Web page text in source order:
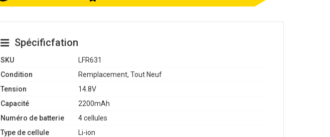
Spécificfation
SKU
LFR631
Condition
Remplacement, Tout Neuf
Tension
14.8V
Capacité
2200mAh
Numéro de batterie
4 cellules
Type de cellule
Li-ion